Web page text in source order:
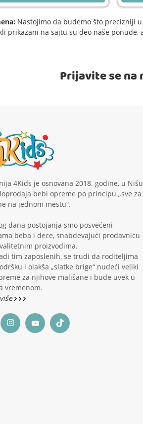
Nastojimo da budemo što precizniji
prikazani na sajtu su deo naše
Prijavite se na
4Kids je osnovana 2018. godine, u
bebi opreme po principu „sve za
na jednom mestu“.
dana postojanja smo posvećeni
beba i dece, snabdevajući prodavnicu
proizvodima.
tim zaposlenih, se trudi da roditeljima
i olakša „slatke brige“ nudeći veliki
za njihove mališane i bude uvek u
vremenom.